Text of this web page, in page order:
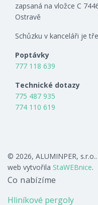
zapsaná na vložce C
Ostravě
Schůzku v kanceláři je
Poptávky
777 118 639
Technické dotazy
775 487 935
774 110 619
© 2026, ALUMINPER,
web vytvořila StaWEBnice.
Co nabízíme
Hliníkové pergoly